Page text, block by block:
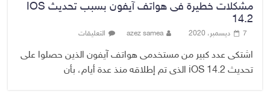
مشكلات خطيرة فى هواتف آيفون بسبب تحديث IOS
14.2
7 ديسمبر، 2020 azez samea التعليقات
اشتكى عدد كبير من مستخدمى هواتف آيفون الذين حصلوا على
تحديث iOS 14.2 الذى تم إطلاقه منذ عدة أيام، بأن